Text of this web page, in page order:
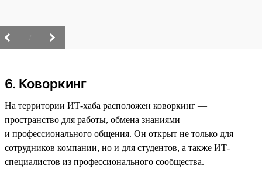
6. Коворкинг
На территории ИТ-хаба расположен коворкинг —
пространство для работы, обмена знаниями
и профессионального общения. Он открыт не только для
сотрудников компании, но и для студентов, а также ИТ-
специалистов из профессионального сообщества.